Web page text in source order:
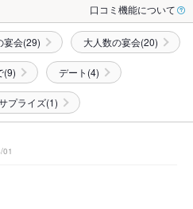
口コミ機能について
宴会(29) 大人数の宴会(20)
(9) デート(4)
プライズ(1)
01